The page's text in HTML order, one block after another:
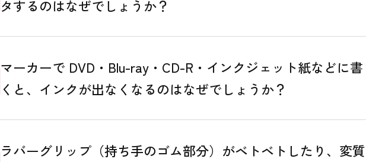
タするのはなぜでしょうか？
マーカーで DVD・Blu-ray・CD-R・インクジェット紙などに書
くと、インクが出なくなるのはなぜでしょうか？
ラバーグリップ（持ち手のゴム部分）がベトベトしたり、変質